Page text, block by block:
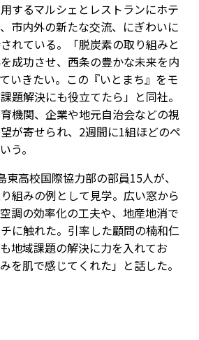
するマルシェとレストランにホテ
市内外の新たな交流、にぎわいに
れている。「脱炭素の取り組みと
成功させ、西条の豊かな未来を内
いきたい。この『いとまち』をモ
題解決にも役立てたら」と同社。
機関、企業や地元自治会などの視
が寄せられ、2週間に1組ほどのペ
う。
高校国際協力部の部員15人が、
組みの例として見学。広い窓から
調の効率化の工夫や、地産地消で
に触れた。引率した顧問の楠和仁
地域課題の解決に力を入れてお
を肌で感じてくれた」と話した。